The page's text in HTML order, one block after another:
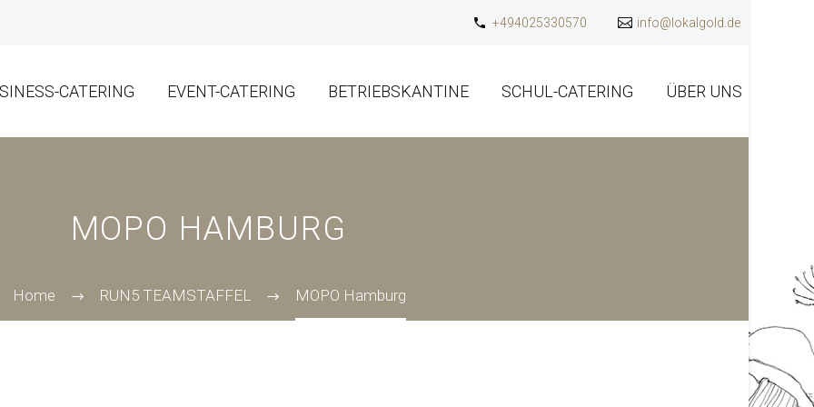
+494025330570 info@lokalgold.de
CATERING EVENT-CATERING BETRIEBSKANTINE SCHUL-CATERING ÜBER UNS
MOPO HAMBURG
Home RUN5 TEAMSTAFFEL MOPO Hamburg